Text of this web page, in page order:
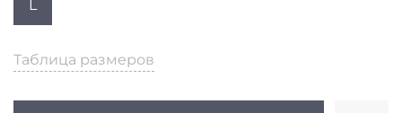
Таблица размеров
L